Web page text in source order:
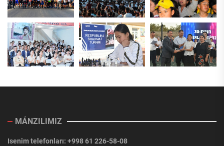
MÁNZILIMIZ
Isenim telefonları: +998 61 226-58-08